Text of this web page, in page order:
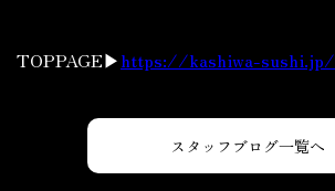
TOPPAGE▶https://kashiwa-sushi.jp/
スタッフブログ一覧へ